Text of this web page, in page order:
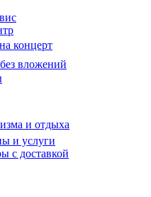
концерт
вложений
и отдыха
и услуги
с доставкой